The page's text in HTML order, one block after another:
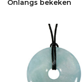
Onlangs bekeken